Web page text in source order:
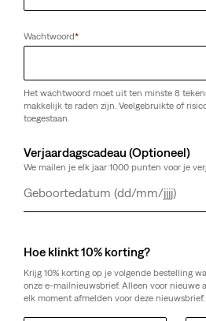
Wachtwoord*
Het wachtwoord moet uit ten minste 8
makkelijk te raden zijn. Veelgebruikte of
toegestaan.
Verjaardagscadeau (Optioneel)
We mailen je elk jaar 1000 punten voor je
Dag
Maand
Jaar
Hoe klinkt 10% korting?
Krijg 10% korting op je volgende bestelling
onze e-mailnieuwsbrief. Alleen voor nieuwe
elk moment afmelden voor deze nieuwsbrief.